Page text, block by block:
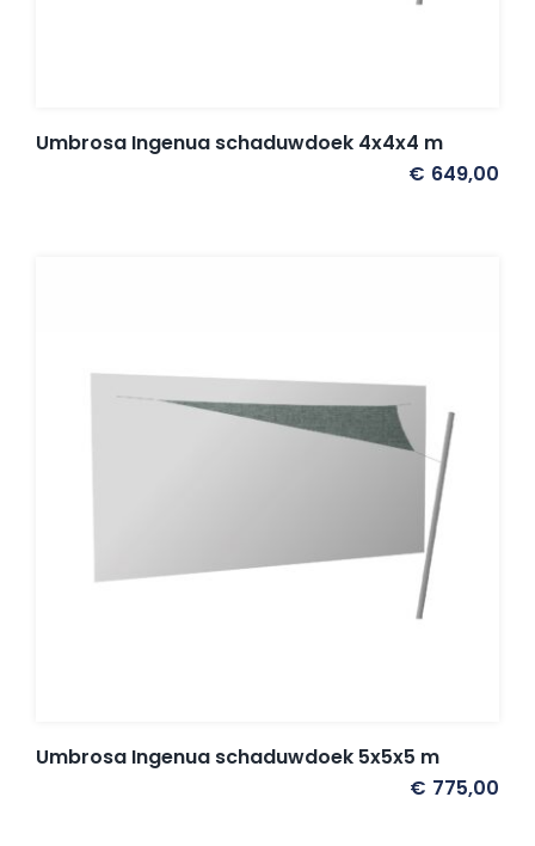
Umbrosa Ingenua schaduwdoek 4x4x4 m
€ 649,00
Umbrosa Ingenua schaduwdoek 5x5x5 m
€ 775,00